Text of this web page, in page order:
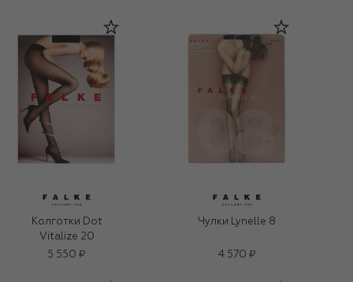
Колготки Dot
Vitalize 20
5 550 ₽
Чулки Lynelle 8
4 570 ₽